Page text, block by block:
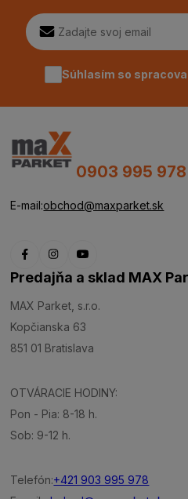
Súhlasím so
0903 995 978
E-mail:obchod@maxparket.sk
Predajňa a sklad MAX
MAX Parket, s.r.o.
Kopčianska 63
851 01 Bratislava
OTVÁRACIE HODINY:
Pon - Pia: 8-18 h.
Sob: 9-12 h.
Telefón:+421 903 995 978